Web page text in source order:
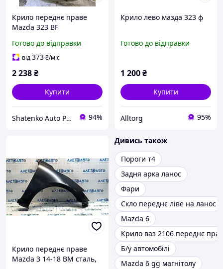
Крило переднє праве
Mazda 323 BF
Готово до відправки
від373₴/міс
2 238₴
Купити
Shatenko Auto Parts 94%
Крило лево мазда 323 ф
Готово до відправки
1 200₴
Купити
Alltorg 95%
Крило переднє праве
Mazda 3 14-18 BM сталь,
Дивись також
Пороги т4
Задня арка ланос
Фари
Скло переднє ліве на ланос
Mazda 6
Крило ваз 2106 переднє
Б/у автомобілі
Mazda 6 gg магнітолу